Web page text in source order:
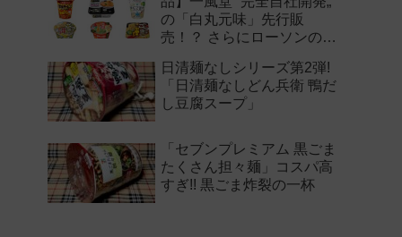
の「白丸元味」先行販
売！？ さらにローソンの激
新作まとめ！
日清麺なしシリーズ第2弾!
「日清麺なしどん兵衛 鴨だ
し豆腐スープ」
「セブンプレミアム 黒ごま
たくさん担々麺」コスパ高
すぎ!! 黒ごま炸裂の一杯